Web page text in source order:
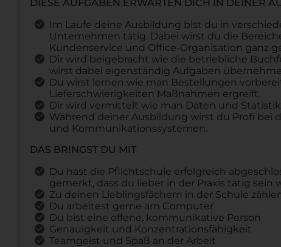
DIESE AUFGABEN ERWARTEN DICH IN DEINER
Im Laufe deine Ausbildung bist du in
Unternehmen tätig. Dabei wirst du die
Kundenservice und Office-Organisation ganz
Dir wird beigebracht wie die betriebliche
wirst dabei eigenständig Aufgaben
Du wirst lernen wie man Bestellungen
Lieferschwierigkeiten Maßnahmen ergreift.
Dir wird vermittelt wie man Daten und
Während deiner Ausbildung wirst du Profi
und Kommunikationssystemen.
DAS BRINGST DU MIT
Du hast die Pflichtschule erfolgreich
gemerkt, dass du lieber in der Praxis tätig sein
Zu deinen Lieblingsfächern in der Schule
Du arbeitest gerne am Computer
Du bist eine offene, kommunikative Person
Genauigkeit und Konzentrationsfähigkeit
Teamgeist und Spaß an der Arbeit